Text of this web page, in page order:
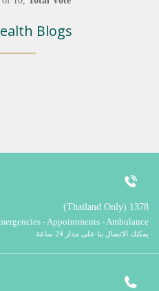
Blogs
1378 (Thailand Only)
- Appointments - Ambulance
يمكنك الاتصال بنا على مدار 24 ساعة